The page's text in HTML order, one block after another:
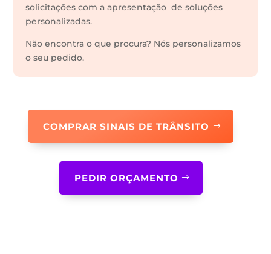
solicitações com a apresentação de soluções
personalizadas.
Não encontra o que procura? Nós personalizamos
o seu pedido.
COMPRAR SINAIS DE TRÂNSITO
PEDIR ORÇAMENTO